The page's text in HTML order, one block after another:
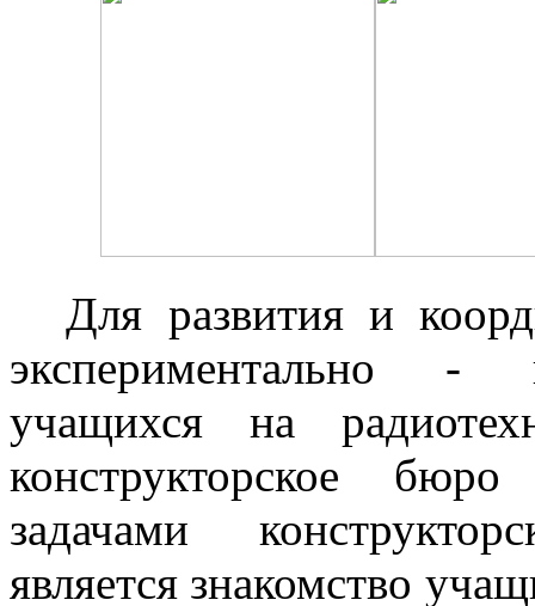
Для развития и
экспериментально -
учащихся на
конструкторское
задачами
является знакомство